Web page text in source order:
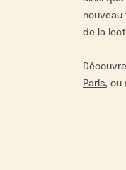
de la
Paris, ou